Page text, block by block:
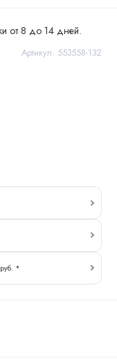
от 8 до 14 дней.
Артикул: 553558-132
*